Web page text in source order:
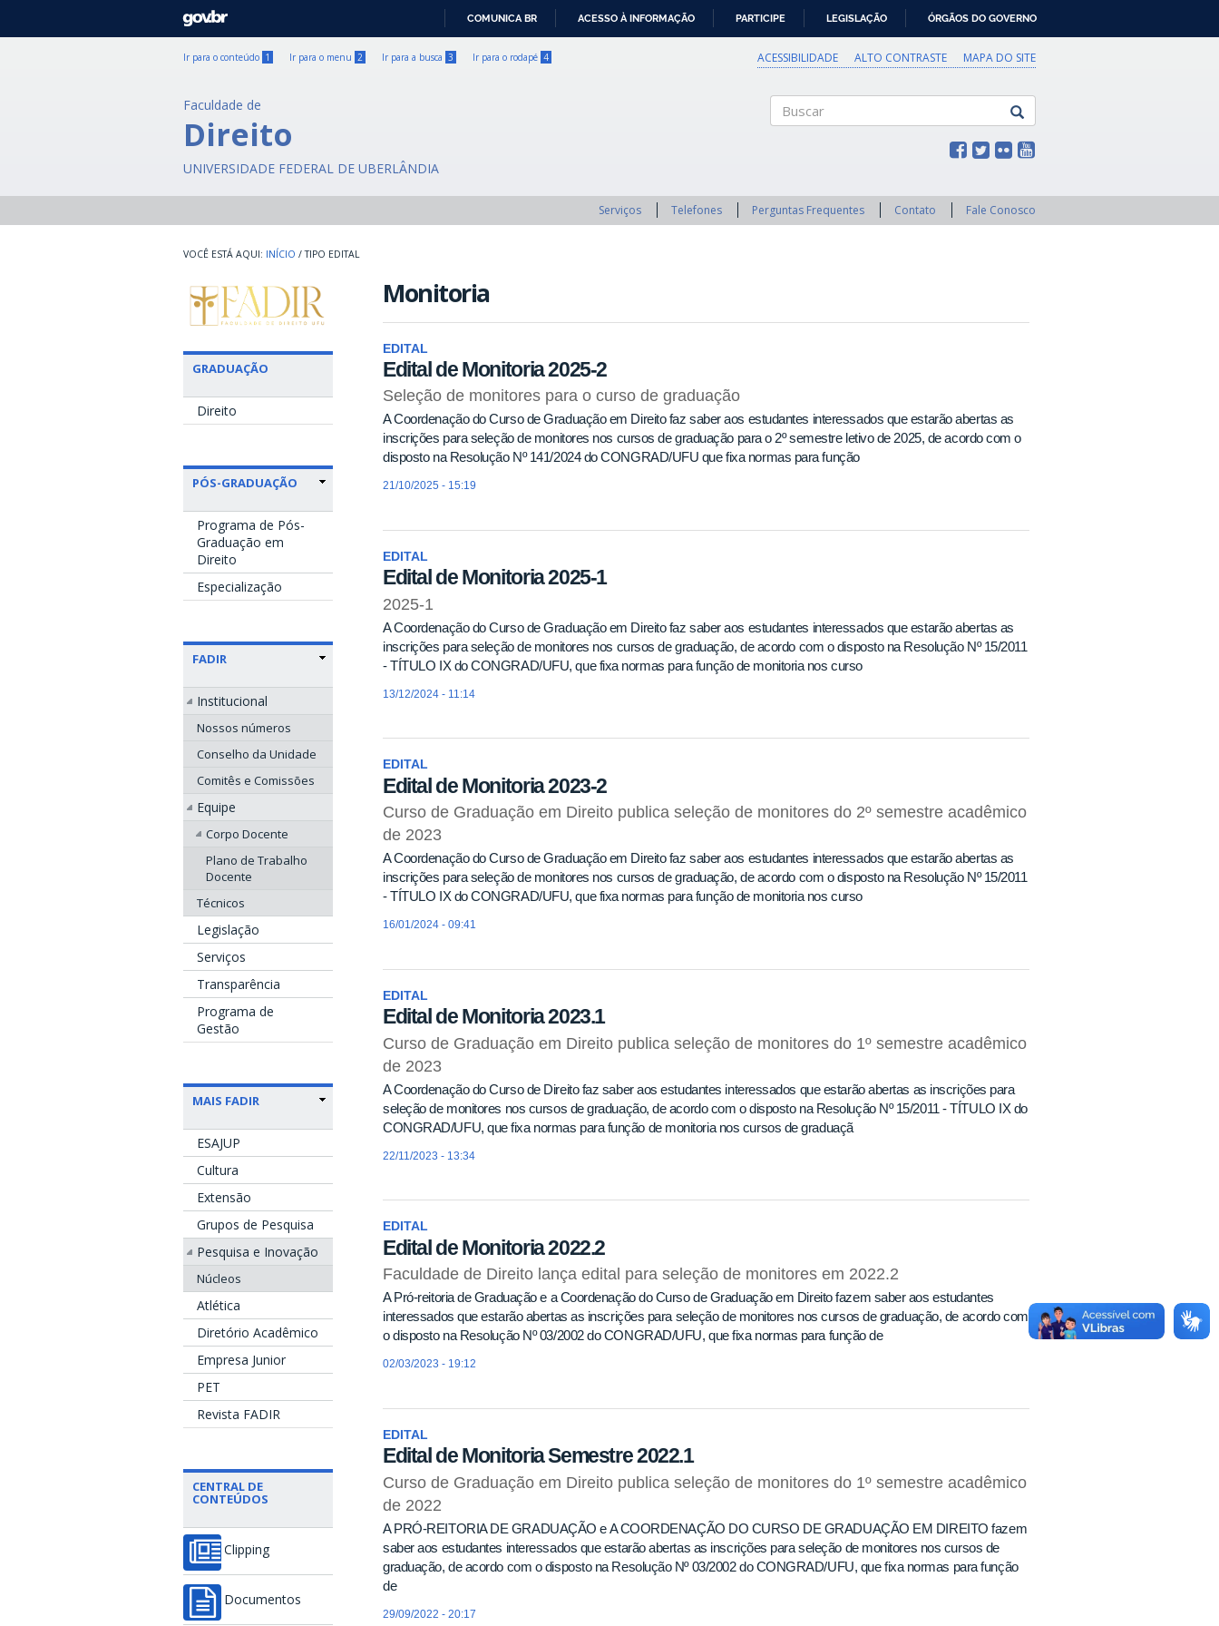
GOVBR
COMUNICA BR ACESSO À INFORMAÇÃO PARTICIPE LEGISLAÇÃO ÓRGÃOS DO GOVERNO
Ir para o conteúdo 1 Ir para o menu 2 Ir para a busca 3 Ir para o rodapé 4 ACESSIBILIDADE ALTO CONTRASTE MAPA DO SITE
Faculdade de
Direito
UNIVERSIDADE FEDERAL DE UBERLÂNDIA
Serviços Telefones Perguntas Frequentes Contato Fale Conosco
INÍCIO / TIPO EDITAL
GRADUAÇÃO
Direito
PÓS-GRADUAÇÃO
Programa de Pós-
Graduação em
Direito
Especialização
FADIR
Institucional
Nossos números
Conselho da Unidade
Comitês e Comissões
Equipe
Corpo Docente
Plano de Trabalho
Docente
Técnicos
Legislação
Serviços
Transparência
Programa de
Gestão
MAIS FADIR
ESAJUP
Cultura
Extensão
Grupos de Pesquisa
Pesquisa e Inovação
Núcleos
Atlética
Diretório Acadêmico
Empresa Junior
PET
Revista FADIR
CENTRAL DE
CONTEÚDOS
Clipping
Documentos
Monitoria
EDITAL
Edital de Monitoria 2025-2
Seleção de monitores para o curso de graduação
A Coordenação do Curso de Graduação em Direito faz saber aos estudantes interessados que estarão abertas as
inscrições para seleção de monitores nos cursos de graduação para o 2º semestre letivo de 2025, de acordo com o
disposto na Resolução Nº 141/2024 do CONGRAD/UFU que fixa normas para função
21/10/2025 - 15:19
EDITAL
Edital de Monitoria 2025-1
2025-1
A Coordenação do Curso de Graduação em Direito faz saber aos estudantes interessados que estarão abertas as
inscrições para seleção de monitores nos cursos de graduação, de acordo com o disposto na Resolução Nº 15/2011
- TÍTULO IX do CONGRAD/UFU, que fixa normas para função de monitoria nos curso
13/12/2024 - 11:14
EDITAL
Edital de Monitoria 2023-2
Curso de Graduação em Direito publica seleção de monitores do 2º semestre acadêmico
de 2023
A Coordenação do Curso de Graduação em Direito faz saber aos estudantes interessados que estarão abertas as
inscrições para seleção de monitores nos cursos de graduação, de acordo com o disposto na Resolução Nº 15/2011
- TÍTULO IX do CONGRAD/UFU, que fixa normas para função de monitoria nos curso
16/01/2024 - 09:41
EDITAL
Edital de Monitoria 2023.1
Curso de Graduação em Direito publica seleção de monitores do 1º semestre acadêmico
de 2023
A Coordenação do Curso de Direito faz saber aos estudantes interessados que estarão abertas as inscrições para
seleção de monitores nos cursos de graduação, de acordo com o disposto na Resolução Nº 15/2011 - TÍTULO IX do
CONGRAD/UFU, que fixa normas para função de monitoria nos cursos de graduaçã
22/11/2023 - 13:34
EDITAL
Edital de Monitoria 2022.2
Faculdade de Direito lança edital para seleção de monitores em 2022.2
A Pró-reitoria de Graduação e a Coordenação do Curso de Graduação em Direito fazem saber aos estudantes
interessados que estarão abertas as inscrições para seleção de monitores nos cursos de graduação, de acordo com
o disposto na Resolução Nº 03/2002 do CONGRAD/UFU, que fixa normas para função de
02/03/2023 - 19:12
EDITAL
Edital de Monitoria Semestre 2022.1
Curso de Graduação em Direito publica seleção de monitores do 1º semestre acadêmico
de 2022
A PRÓ-REITORIA DE GRADUAÇÃO e A COORDENAÇÃO DO CURSO DE GRADUAÇÃO EM DIREITO fazem
saber aos estudantes interessados que estarão abertas as inscrições para seleção de monitores nos cursos de
graduação, de acordo com o disposto na Resolução Nº 03/2002 do CONGRAD/UFU, que fixa normas para função
de
29/09/2022 - 20:17